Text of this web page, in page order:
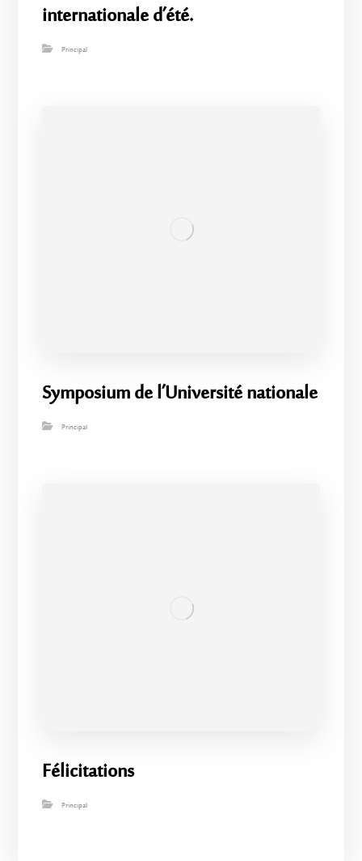
internationale d’été.
Principal
Symposium de l’Université nationale
Principal
Félicitations
Principal